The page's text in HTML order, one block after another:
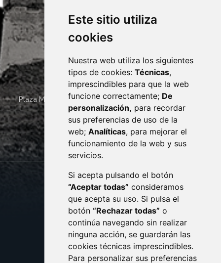
Este sitio utiliza
cookies
Nuestra web utiliza los siguientes
tipos de cookies: Técnicas,
imprescindibles para que la web
funcione correctamente; De
personalización, para recordar
sus preferencias de uso de la
web; Analíticas, para mejorar el
funcionamiento de la web y sus
servicios.
Si acepta pulsando el botón
“Aceptar todas” consideramos
que acepta su uso. Si pulsa el
botón “Rechazar todas” o
continúa navegando sin realizar
ninguna acción, se guardarán las
cookies técnicas imprescindibles.
Para personalizar sus preferencias
Plaza Mayor 4 22400 MONZÓN - ARAGÓN (ESPAÑA)
· (34) 974 400 700 ·
sac@monzon.es
monzon.es
CONTACTO
AVISO LEGAL
PROTECCIÓN DE DATOS
POLÍTICA DE COOKIES
ACCESIBILIDAD
ENLACE EXTERNO AL